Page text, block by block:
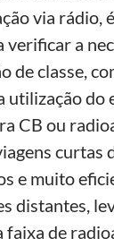
via rádio,
a
de classe,
utilização do
CB ou
curtas
e muito
distantes,
de